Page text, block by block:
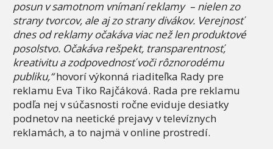
posun v samotnom vnímaní reklamy – nielen zo
strany tvorcov, ale aj zo strany divákov. Verejnosť
dnes od reklamy očakáva viac než len produktové
posolstvo. Očakáva rešpekt, transparentnosť,
kreativitu a zodpovednosť voči rôznorodému
publiku,“hovorí výkonná riaditeľka Rady pre
reklamu Eva Tiko Rajčáková. Rada pre reklamu
podľa nej v súčasnosti ročne eviduje desiatky
podnetov na neetické prejavy v televíznych
reklamách, a to najmä v online prostredí.